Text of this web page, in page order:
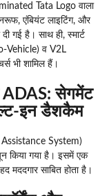
Tata Logo वाला
एंबियंट लाइटिंग, और
गई है। साथ ही, स्मार्ट
Vehicle) व V2L
भी शामिल हैं।
ADAS: सेगमेंट
इन डैशकैम
System)
किया गया है। इसमें एक
मददगार साबित होता है।